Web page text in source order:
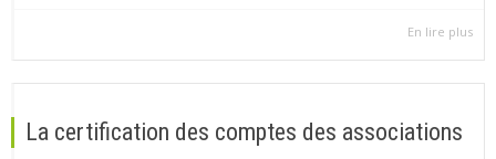
En lire plus
La certification des comptes des associations